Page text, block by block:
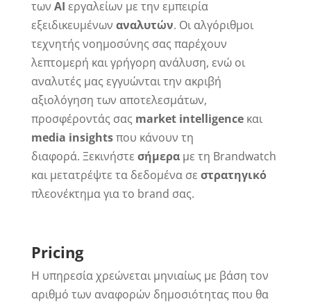
των AI εργαλείων με την εμπειρία
εξειδικευμένων αναλυτών. Οι αλγόριθμοι
τεχνητής νοημοσύνης σας παρέχουν
λεπτομερή και γρήγορη ανάλυση, ενώ οι
αναλυτές μας εγγυώνται την ακριβή
αξιολόγηση των αποτελεσμάτων,
προσφέροντάς σας market intelligenceκαι
media insightsπου κάνουν τη
διαφορά. Ξεκινήστε σήμεραμε τη Brandwatch
και μετατρέψτε τα δεδομένα σε στρατηγικό
πλεονέκτημα για το brand σας.
Pricing
Η υπηρεσία χρεώνεται μηνιαίως με βάση τον
αριθμό των αναφορών δημοσιότητας που θα